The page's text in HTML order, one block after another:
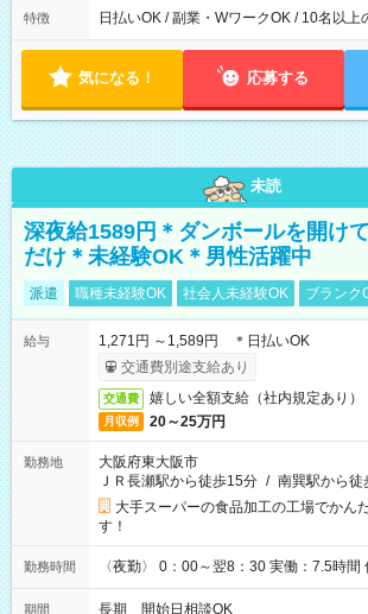
特徴 日払いOK / 副業・WワークOK / 10名以上
気になる！ 応募する
未読
深夜給1589円＊ダンボールを開け
だけ＊未経験OK＊男性活躍中
派遣 職種未経験OK 社会人未経験OK ブランク
給与
1,271円 ～1,589円 ＊日払いOK
交通費別途支給あり
交通費 嬉しい全額支給（社内規定あり）
月収例 20～25万円
勤務地
大阪府東大阪市
ＪＲ長瀬駅から徒歩15分 / 南巽駅から徒
大手スーパーの食品加工の工場でかん
す！
勤務時間 〈夜勤〉 0：00～翌8：30 実働：7.5時間
期間 長期 開始日相談OK